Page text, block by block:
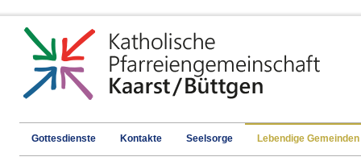
Gottesdienste Kontakte Seelsorge Lebendige Gemeinden